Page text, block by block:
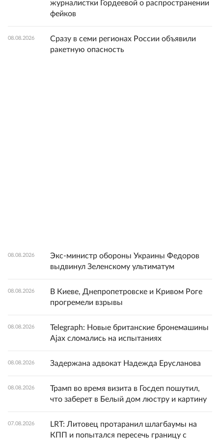
журналистки Гордеевой о распространении
фейков
08.08.2026
Сразу в семи регионах России объявили
ракетную опасность
08.08.2026
Экс-министр обороны Украины Федоров
выдвинул Зеленскому ультиматум
08.08.2026
В Киеве, Днепропетровске и Кривом Роге
прогремели взрывы
08.08.2026
Telegraph: Новые британские бронемашины
Ajax сломались на испытаниях
08.08.2026 Задержана адвокат Надежда Ерусланова
08.08.2026
Трамп во время визита в Госдеп пошутил,
что заберет в Белый дом люстру и картину
07.08.2026
LRT: Литовец протаранил шлагбаумы на
КПП и попытался пересечь границу с